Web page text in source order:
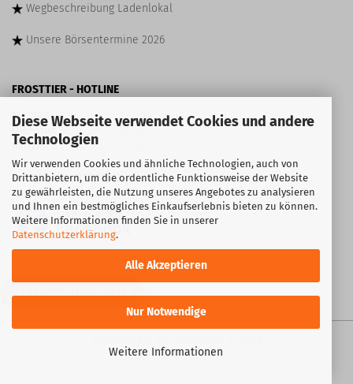
Diese Webseite verwendet Cookies und andere
Technologien
Wir verwenden Cookies und ähnliche Technologien, auch von
Drittanbietern, um die ordentliche Funktionsweise der Website
zu gewährleisten, die Nutzung unseres Angebotes zu analysieren
und Ihnen ein bestmögliches Einkaufserlebnis bieten zu können.
Weitere Informationen finden Sie in unserer
Datenschutzerklärung.
Alle Akzeptieren
Nur Notwendige
Weitere Informationen
Wegbeschreibung Ladenlokal
Unsere Börsentermine 2026
FROSTTIER - HOTLINE
Montag10:00 bis 13:30 Uhr
Dienstag10:00 bis 13:30 Uhr
Mittwoch10:00 bis 17:30 Uhr
Tel:072 46/917 99 23